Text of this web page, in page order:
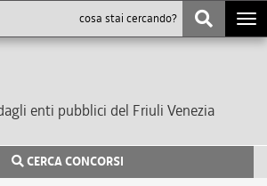
enti pubblici del Friuli Venezia
CERCA CONCORSI